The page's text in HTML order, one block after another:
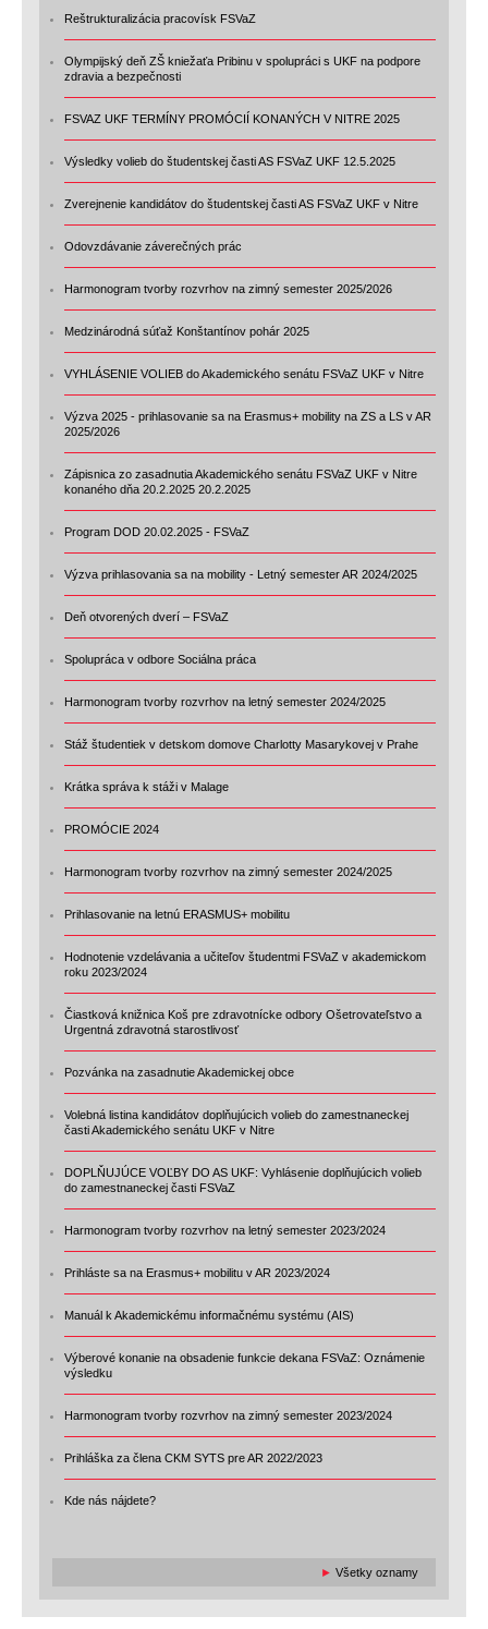
Reštrukturalizácia pracovísk FSVaZ
Olympijský deň ZŠ kniežaťa Pribinu v spolupráci s UKF na podpore
zdravia a bezpečnosti
FSVAZ UKF TERMÍNY PROMÓCIÍ KONANÝCH V NITRE 2025
Výsledky volieb do študentskej časti AS FSVaZ UKF 12.5.2025
Zverejnenie kandidátov do študentskej časti AS FSVaZ UKF v Nitre
Odovzdávanie záverečných prác
Harmonogram tvorby rozvrhov na zimný semester 2025/2026
Medzinárodná súťaž Konštantínov pohár 2025
VYHLÁSENIE VOLIEB do Akademického senátu FSVaZ UKF v Nitre
Výzva 2025 - prihlasovanie sa na Erasmus+ mobility na ZS a LS v AR
2025/2026
Zápisnica zo zasadnutia Akademického senátu FSVaZ UKF v Nitre
konaného dňa 20.2.2025 20.2.2025
Program DOD 20.02.2025 - FSVaZ
Výzva prihlasovania sa na mobility - Letný semester AR 2024/2025
Deň otvorených dverí – FSVaZ
Spolupráca v odbore Sociálna práca
Harmonogram tvorby rozvrhov na letný semester 2024/2025
Stáž študentiek v detskom domove Charlotty Masarykovej v Prahe
Krátka správa k stáži v Malage
PROMÓCIE 2024
Harmonogram tvorby rozvrhov na zimný semester 2024/2025
Prihlasovanie na letnú ERASMUS+ mobilitu
Hodnotenie vzdelávania a učiteľov študentmi FSVaZ v akademickom
roku 2023/2024
Čiastková knižnica Koš pre zdravotnícke odbory Ošetrovateľstvo a
Urgentná zdravotná starostlivosť
Pozvánka na zasadnutie Akademickej obce
Volebná listina kandidátov doplňujúcich volieb do zamestnaneckej
časti Akademického senátu UKF v Nitre
DOPLŇUJÚCE VOĽBY DO AS UKF: Vyhlásenie doplňujúcich volieb
do zamestnaneckej časti FSVaZ
Harmonogram tvorby rozvrhov na letný semester 2023/2024
Prihláste sa na Erasmus+ mobilitu v AR 2023/2024
Manuál k Akademickému informačnému systému (AIS)
Výberové konanie na obsadenie funkcie dekana FSVaZ: Oznámenie
výsledku
Harmonogram tvorby rozvrhov na zimný semester 2023/2024
Prihláška za člena CKM SYTS pre AR 2022/2023
Kde nás nájdete?
► Všetky oznamy